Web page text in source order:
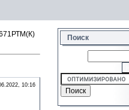
10:16
Поиск